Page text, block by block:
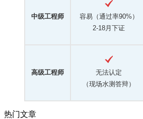
中级工程师
容易（通过率90%）
2-18月下证
高级工程师
无法认定
（现场水测答辩）
热门文章